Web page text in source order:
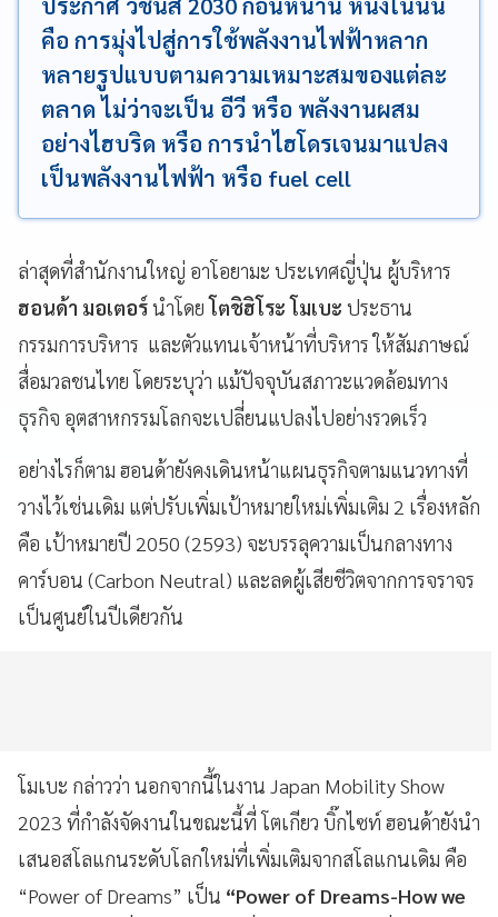
ประกาศ วิชั่นส์ 2030 ก่อนหน้านี้ หนึ่งในนั้น
คือ การมุ่งไปสู่การใช้พลังงานไฟฟ้าหลาก
หลายรูปแบบตามความเหมาะสมของแต่ละ
ตลาด ไม่ว่าจะเป็น อีวี หรือ พลังงานผสม
อย่างไฮบริด หรือ การนำไฮโดรเจนมาแปลง
เป็นพลังงานไฟฟ้า หรือ fuel cell
ล่าสุดที่สำนักงานใหญ่ อาโอยามะ ประเทศญี่ปุ่น ผู้บริหาร
ฮอนด้า มอเตอร์นำโดยโตชิฮิโระ โมเบะ ประธาน
กรรมการบริหาร และตัวแทนเจ้าหน้าที่บริหาร ให้สัมภาษณ์
สื่อมวลชนไทย โดยระบุว่า แม้ปัจจุบันสภาวะแวดล้อมทาง
ธุรกิจ อุตสาหกรรมโลกจะเปลี่ยนแปลงไปอย่างรวดเร็ว
อย่างไรก็ตาม ฮอนด้ายังคงเดินหน้าแผนธุรกิจตามแนวทางที่
วางไว้เช่นเดิม แต่ปรับเพิ่มเป้าหมายใหม่เพิ่มเติม 2 เรื่องหลัก
คือ เป้าหมายปี 2050 (2593) จะบรรลุความเป็นกลางทาง
คาร์บอน (Carbon Neutral) และลดผู้เสียชีวิตจากการจราจร
เป็นศูนย์ในปีเดียวกัน
โมเบะ กล่าวว่า นอกจากนี้ในงาน Japan Mobility Show
2023 ที่กำลังจัดงานในขณะนี้ที่ โตเกียว บิ๊กไซท์ ฮอนด้ายังนำ
เสนอสโลแกนระดับโลกใหม่ที่เพิ่มเติมจากสโลแกนเดิม คือ
“Power of Dreams” เป็น “Power of Dreams-How we